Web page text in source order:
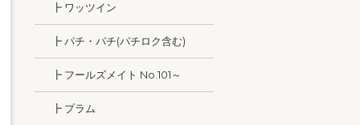
┣ ワッツイン
┣ パチ・パチ(パチロク含む)
┣ フールズメイト No.101～
┣ プラム